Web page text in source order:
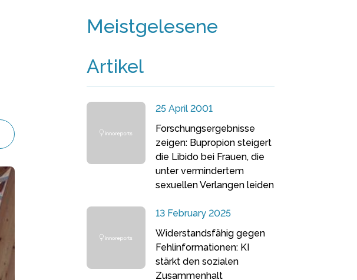
Meistgelesene
Artikel
25 April 2001
Forschungsergebnisse
zeigen: Bupropion steigert
die Libido bei Frauen, die
unter vermindertem
sexuellen Verlangen leiden
13 February 2025
Widerstandsfähig gegen
Fehlinformationen: KI
stärkt den sozialen
Zusammenhalt